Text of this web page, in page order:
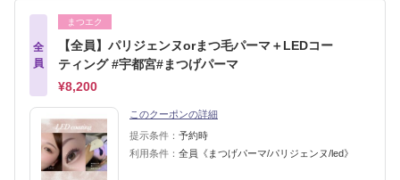
全
員
まつエク
【全員】パリジェンヌorまつ毛パーマ＋LEDコー
ティング #宇都宮#まつげパーマ
¥8,200
このクーポンの詳細
提示条件： 予約時
利用条件： 全員《まつげパーマ/パリジェンヌ/led》